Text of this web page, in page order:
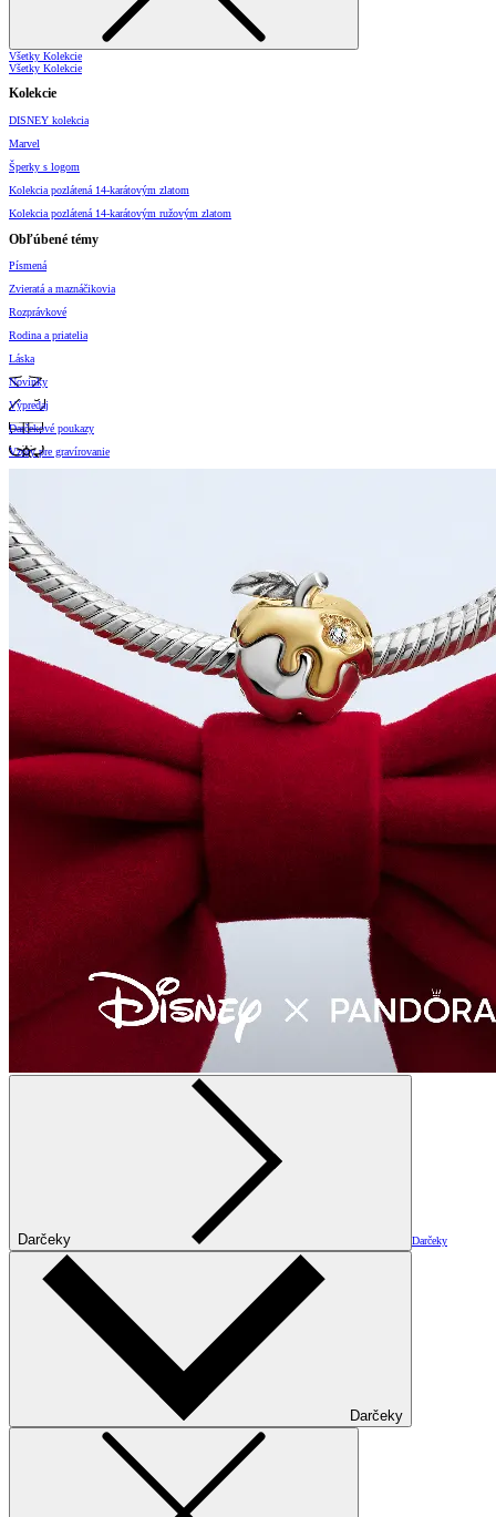
Všetky Kolekcie
Všetky Kolekcie
Kolekcie
DISNEY kolekcia
Marvel
Šperky s logom
Kolekcia pozlátená 14-karátovým zlatom
Kolekcia pozlátená 14-karátovým ružovým zlatom
Obľúbené témy
Písmená
Zvieratá a maznáčikovia
Rozprávkové
Rodina a priatelia
Láska
Novinky
Výpredaj
Darčekové poukazy
Vzory pre gravírovanie
Darčeky Darčeky
Darčeky